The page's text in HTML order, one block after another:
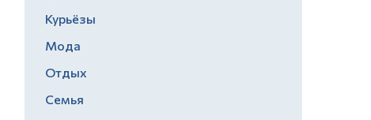
Курьёзы
Мода
Отдых
Семья